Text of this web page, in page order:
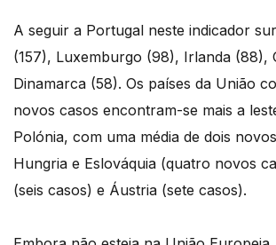
A seguir a Portugal neste indicador
(157), Luxemburgo (98), Irlanda (88),
Dinamarca (58). Os países da União
novos casos encontram-se mais a
Polónia, com uma média de dois
Hungria e Eslováquia (quatro novos
(seis casos) e Áustria (sete casos).